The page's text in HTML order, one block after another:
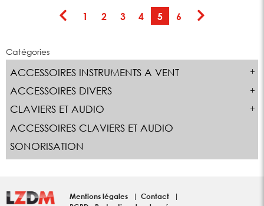
Catégories
ACCESSOIRES INSTRUMENTS A VENT
ACCESSOIRES DIVERS
CLAVIERS ET AUDIO
ACCESSOIRES CLAVIERS ET AUDIO
SONORISATION
1 2 3 4 5 6
Mentions légales
Contact